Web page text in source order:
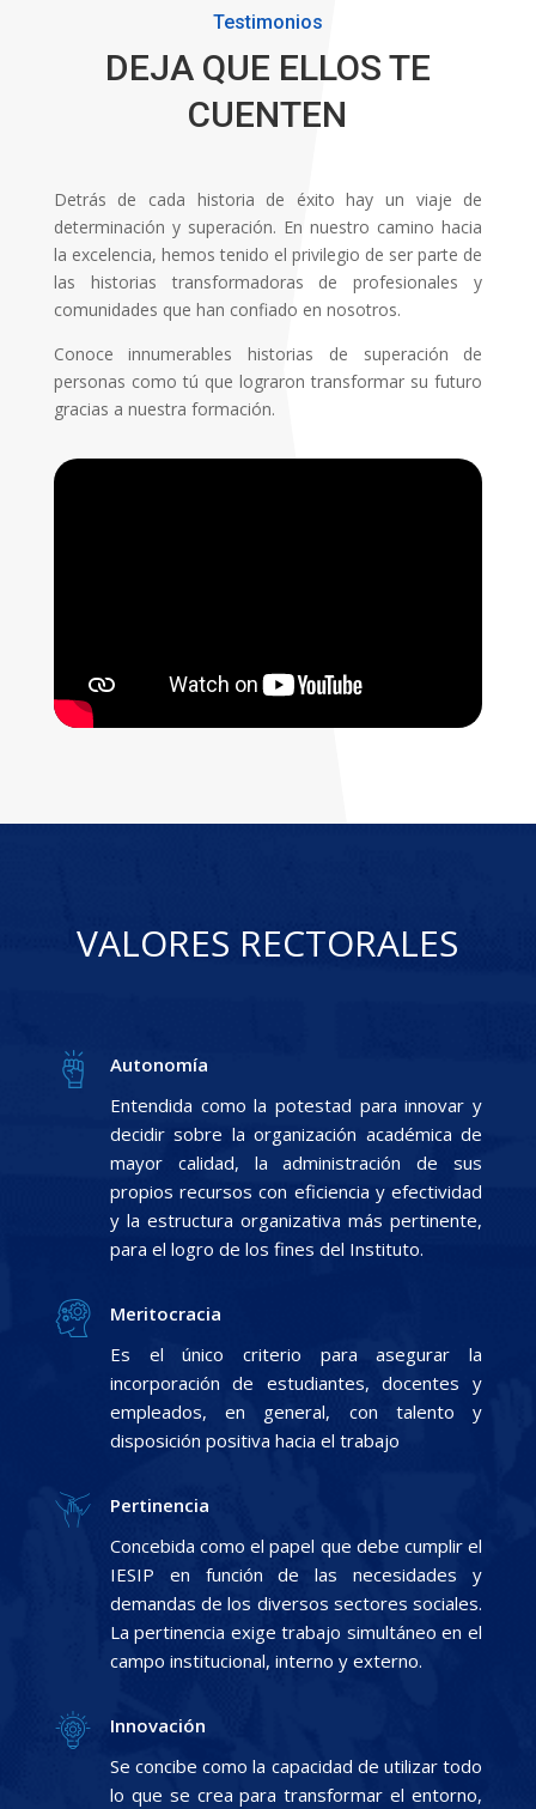
Testimonios
DEJA QUE ELLOS TE
CUENTEN
Detrás de cada historia de éxito hay un viaje de
determinación y superación. En nuestro camino hacia
la excelencia, hemos tenido el privilegio de ser parte de
las historias transformadoras de profesionales y
comunidades que han confiado en nosotros.
Conoce innumerables historias de superación de
personas como tú que lograron transformar su futuro
gracias a nuestra formación.
VALORES RECTORALES
Autonomía
Entendida como la potestad para innovar y
decidir sobre la organización académica de
mayor calidad, la administración de sus
propios recursos con eficiencia y efectividad
y la estructura organizativa más pertinente,
para el logro de los fines del Instituto.
Meritocracia
Es el único criterio para asegurar la
incorporación de estudiantes, docentes y
empleados, en general, con talento y
disposición positiva hacia el trabajo
Pertinencia
Concebida como el papel que debe cumplir el
IESIP en función de las necesidades y
demandas de los diversos sectores sociales.
La pertinencia exige trabajo simultáneo en el
campo institucional, interno y externo.
Innovación
Se concibe como la capacidad de utilizar todo
lo que se crea para transformar el entorno,